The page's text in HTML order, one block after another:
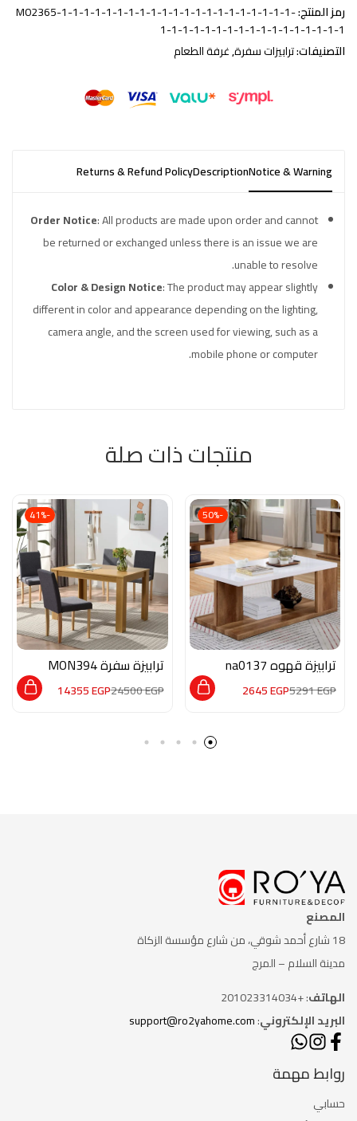
رمز المنتج:M02365-1-1-1-1-1-1-1-1-1-1-1-1-1-1-1-1-1-1-1-1-1-
1-1-1-1-1-1-1-1-1-1-1-1-1-1-1-1-1
التصنيفات:ترابيزات سفرة,غرفة الطعام
Notice & Warning
Description
Returns & Refund Policy
Order Notice: All products are made upon order and cannot
be returned or exchanged unless there is an issue we are
unable to resolve.
Color & Design Notice: The product may appear slightly
different in color and appearance depending on the lighting,
camera angle, and the screen used for viewing, such as a
mobile phone or computer.
منتجات ذات صلة
-50%
ترابيزة قهوه na0137
5291EGP
2645EGP
-41%
ترابيزة سفرة MON394
24500EGP
14355EGP
المصنع
18 شارع أحمد شوقي، من شارع
مؤسسة الزكاة
مدينة السلام – المرج
الهاتف: +201023314034
البريد الإلكتروني:
support@ro2yahome.com
روابط مهمة
حسابي